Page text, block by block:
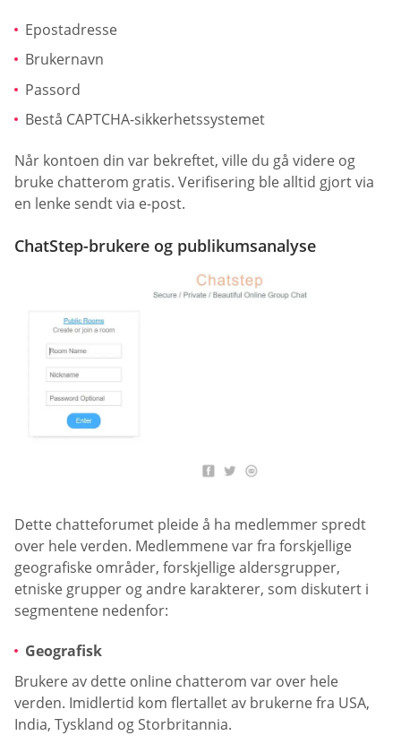
Epostadresse
Brukernavn
Passord
Bestå CAPTCHA-sikkerhetssystemet
Når kontoen din var bekreftet, ville du gå videre og
bruke chatterom gratis. Verifisering ble alltid gjort via
en lenke sendt via e-post.
ChatStep-brukere og publikumsanalyse
Dette chatteforumet pleide å ha medlemmer spredt
over hele verden. Medlemmene var fra forskjellige
geografiske områder, forskjellige aldersgrupper,
etniske grupper og andre karakterer, som diskutert i
segmentene nedenfor:
Geografisk
Brukere av dette online chatterom var over hele
verden. Imidlertid kom flertallet av brukerne fra USA,
India, Tyskland og Storbritannia.